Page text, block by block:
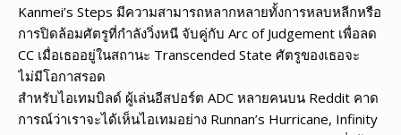
Kanmei’s Steps มีความสามารถหลากหลายทั้งการหลบหลีกหรือ
การปิดล้อมศัตรูที่กำลังวิ่งหนี จับคู่กับ Arc of Judgement เพื่อลด
CC เมื่อเธออยู่ในสถานะ Transcended State ศัตรูของเธอจะ
ไม่มีโอกาสรอด
สำหรับไอเทมบิลด์ ผู้เล่นอีสปอร์ต ADC หลายคนบน Reddit คาด
การณ์ว่าเราจะได้เห็นไอเทมอย่าง Runnan’s Hurricane, Infinity